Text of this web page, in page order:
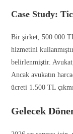
Case Study:
Bir şirket, 500.000
hizmetini
belirlenmiştir. Avukat,
Ancak avukatın
ücreti 1.500 TL
Gelecek